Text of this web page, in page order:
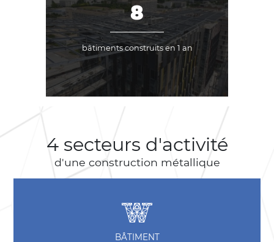
75
bâtiments construits en 1 an
4 secteurs d'activité
d'une construction métallique
BÂTIMENT